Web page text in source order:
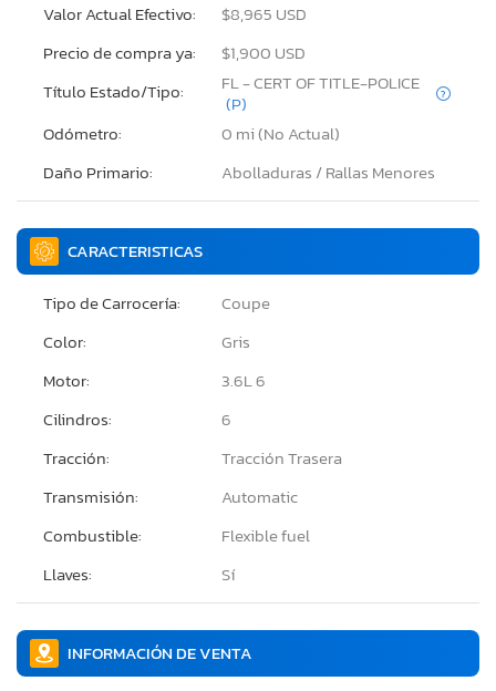
Valor Actual Efectivo:
$8,965 USD
Precio de compra ya:
$1,900 USD
Título Estado/Tipo:
FL - CERT OF TITLE-POLICE
(P)
Odómetro:
0 mi (No Actual)
Daño Primario:
Abolladuras / Rallas Menores
CARACTERISTICAS
Tipo de Carrocería:
Coupe
Color:
Gris
Motor:
3.6L 6
Cilindros:
6
Tracción:
Tracción Trasera
Transmisión:
Automatic
Combustible:
Flexible fuel
Llaves:
Sí
INFORMACIÓN DE VENTA